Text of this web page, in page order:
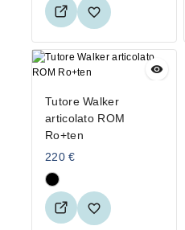
Tutore Walker
articolato ROM
Ro+ten
220€